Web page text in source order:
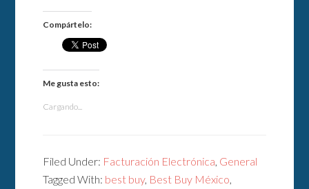
Compártelo:
Me gusta esto:
Cargando...
Filed Under: Facturación Electrónica General
Tagged With: best buy, Best Buy México